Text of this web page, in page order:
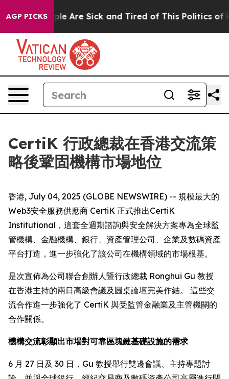
AGP PICKS
“People Are Sick and Tired of This Politics of
CertiK 行政總裁在香港交流策
略後鞏固機構市場地位
香港, July 04, 2025 (GLOBE NEWSWIRE) -- 規模最大的
Web3安全服務供應商 CertiK 正式推出CertiK
Institutional，這套全週期諮詢與安全解決方案專為全球監
管機構、金融機構、銀行、資產管理公司、企業及數碼資產
平台打造，進一步強化了該公司在機構領域的市場根基。
是次宣佈為公司聯合創辦人暨行政總裁 Ronghui Gu 教授
在香港主持的兩日高級會議及圓桌論壇完美作結。 這些交
流合作進一步強化了 CertiK 與受監管金融業及主管機關的
合作關係。
機構交流彰顯出市場對可靠區塊鏈基礎設施的需求
6 月 27 日及 30 日，Gu 教授舉行雙邊會議、主持專題討